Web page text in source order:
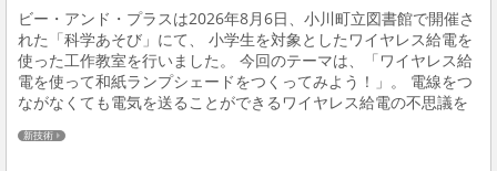
ビー・アンド・プラスは2026年8月6日、小川町立図書館で開催さ
れた「科学あそび」にて、 小学生を対象としたワイヤレス給電を
使った工作教室を行いました。 今回のテーマは、「ワイヤレス給
電を使って和紙ランプシェードをつくってみよう！」。 電線をつ
ながなくても電気を送ることができるワイヤレス給電の不思議を
づくりに挑戦してもらいました。 ビー・...
新技術